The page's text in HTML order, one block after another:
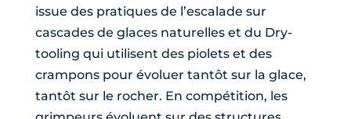
issue des pratiques de l’escalade sur
cascades de glaces naturelles et du Dry-
tooling qui utilisent des piolets et des
crampons pour évoluer tantôt sur la glace,
tantôt sur le rocher. En compétition, les